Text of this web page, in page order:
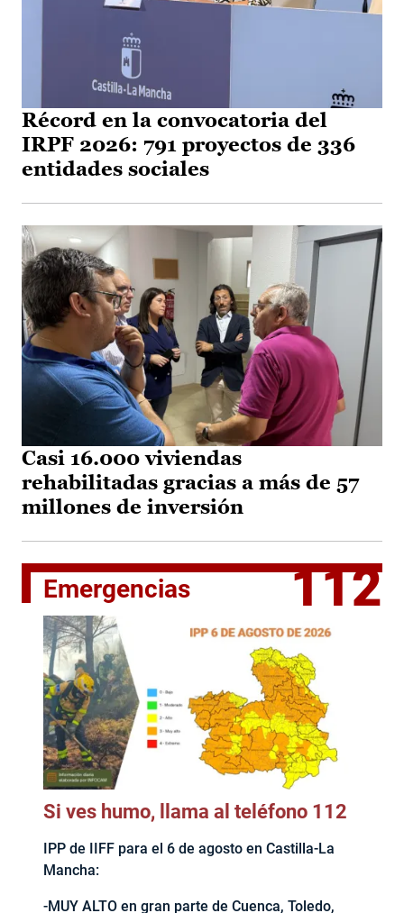
Récord en la convocatoria del
IRPF 2026: 791 proyectos de 336
entidades sociales
Casi 16.000 viviendas
rehabilitadas gracias a más de 57
millones de inversión
Emergencias 112
Si ves humo, llama al teléfono 112
IPP de IIFF para el 6 de agosto en Castilla-La
Mancha:
-MUY ALTO en gran parte de Cuenca, Toledo,